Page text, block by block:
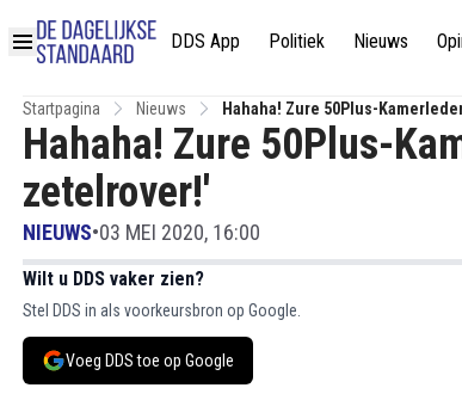
DDS App Politiek Nieuws
Startpagina Nieuws Hahaha! Zure 50Plus-
Hahaha! Zure 50Plus-
zetelrover!'
NIEUWS•03 MEI 2020, 16:00
Wilt u DDS vaker zien?
Stel DDS in als voorkeursbron op Google.
Voeg DDS toe op Google